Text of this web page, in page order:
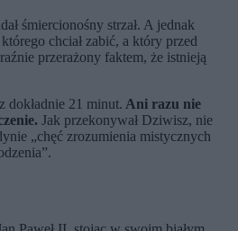
śmiercionośny strzał. A jednak
chciał zabić, a który przed
przerażony faktem, że istnieją
dokładnie 21 minut. Ani razu nie
Jak przekonywał Dziwisz, nie
„chęć zrozumienia mistycznych